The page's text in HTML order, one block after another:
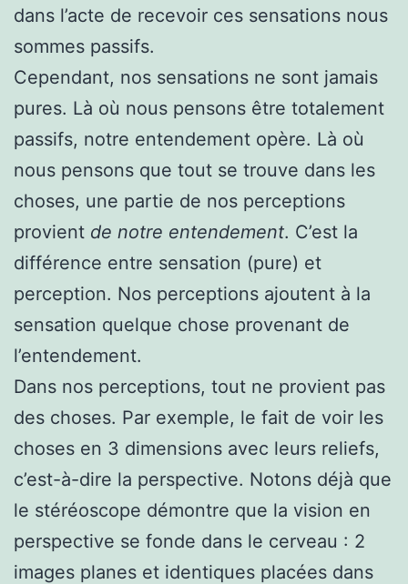
dans l’acte de recevoir ces sensations nous
sommes passifs.
Cependant, nos sensations ne sont jamais
pures. Là où nous pensons être totalement
passifs, notre entendement opère. Là où
nous pensons que tout se trouve dans les
choses, une partie de nos perceptions
provient de notre entendement. C’est la
différence entre sensation (pure) et
perception. Nos perceptions ajoutent à la
sensation quelque chose provenant de
l’entendement.
Dans nos perceptions, tout ne provient pas
des choses. Par exemple, le fait de voir les
choses en 3 dimensions avec leurs reliefs,
c’est-à-dire la perspective. Notons déjà que
le stéréoscope démontre que la vision en
perspective se fonde dans le cerveau : 2
images planes et identiques placées dans